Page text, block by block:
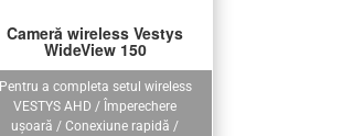
Pentru a completa setul wireless
VESTYS AHD / Împerechere
ușoară / Conexiune rapidă /
Cameră wireless Vestys
WideView 150